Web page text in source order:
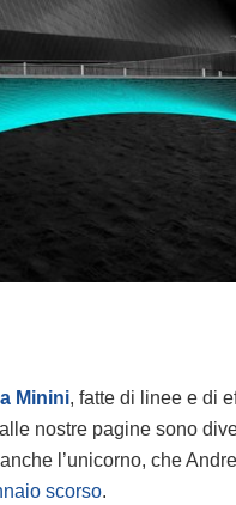
Minini, fatte di linee e di
nostre pagine sono
l’unicorno, che
scorso.